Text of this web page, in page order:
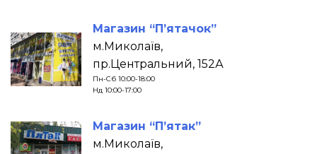
Магазин “П’ятачок”
м.Миколаїв,
пр.Центральний, 152А
Пн-Сб 10:00-18:00
Нд 10:00-17:00
Магазин “П’ятак”
м.Миколаїв,